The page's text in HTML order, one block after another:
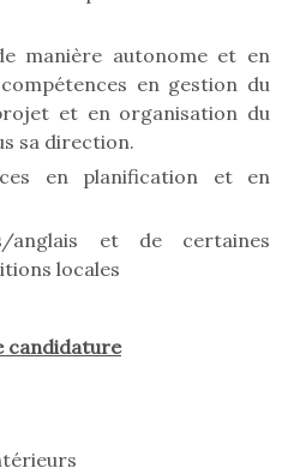
manière autonome et en
en gestion du
et en organisation du
sa direction.
en planification et en
anglais et de certaines
locales
candidature